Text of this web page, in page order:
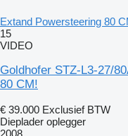
Extand Powersteering 80
15
VIDEO
Goldhofer STZ-L3-27/
80 CM!
€ 39.000 Exclusief BTW
Dieplader oplegger
2008